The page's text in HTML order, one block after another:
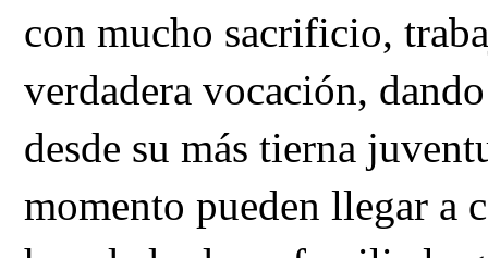
con mucho sacrificio,
verdadera vocación,
desde su más tierna
momento pueden llegar a